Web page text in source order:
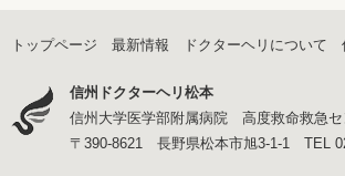
トップページ 最新情報 ドクターヘリについて
信州ドクターヘリ松本
信州大学医学部附属病院 高度救命救急セ
〒390-8621 長野県松本市旭3-1-1 TEL